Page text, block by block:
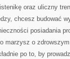
oraz uliczny
chcesz budować
posiadania
marzysz o
po to, by